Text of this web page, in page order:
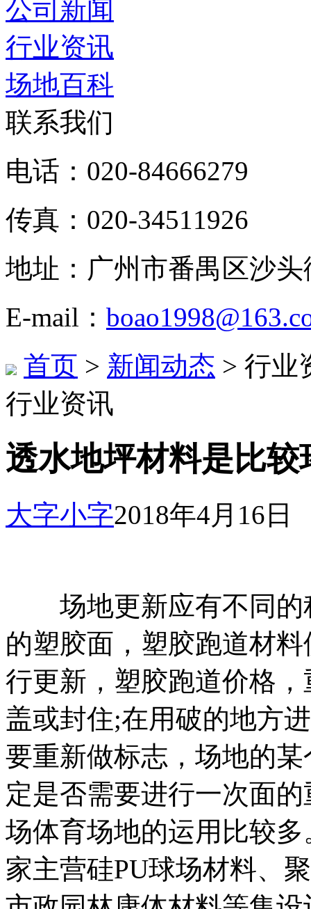
公司新闻
行业资讯
场地百科
联系我们
电话：020-84666279
传真：020-34511926
地址：广州市番禺区沙
E-mail：
首页 > 新闻动态 > 行业
行业资讯
透水地坪材料是比
大字小字2018年4月16日
场地更新应有不同的
的塑胶面，塑胶跑道材
行更新，塑胶跑道价格
盖或封住;在用破的地方
要重新做标志，场地的
定是否需要进行一次面
场体育场地的运用比较
家主营硅PU球场材料、